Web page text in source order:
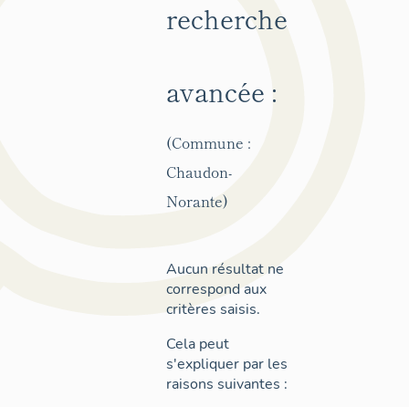
recherche
avancée :
(Commune :
Chaudon-
Norante)
Aucun résultat ne
correspond aux
critères saisis.
Cela peut
s'expliquer par les
raisons suivantes :